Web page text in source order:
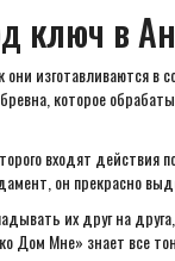
ключ в
которое
входят
он прекрасно
их друг на
Дом Мне» знает все